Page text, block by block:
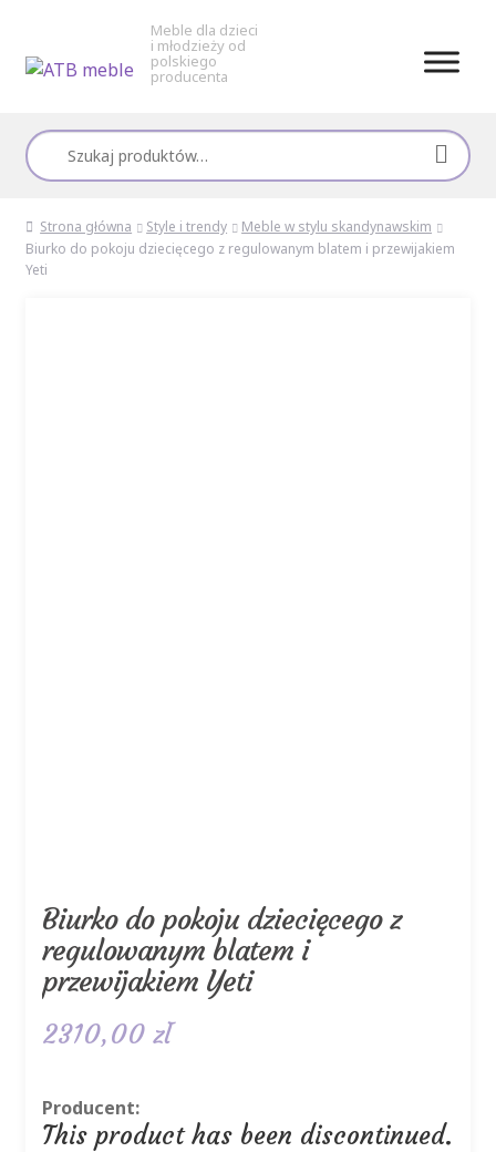
nawigacji
treści
Meble dla dzieci
i młodzieży od
polskiego
producenta
Szukaj:
Strona główna Style i trendy
Meble w stylu skandynawskim
Biurko do pokoju dziecięcego z regulowanym blatem i przewijakiem
Yeti
Biurko do pokoju dziecięcego z
regulowanym blatem i
przewijakiem Yeti
2310,00 zł
Producent:
This product has been discontinued.